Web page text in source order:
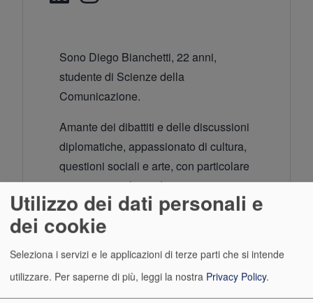
Sono Diego Bianchetti, 22 anni,
studente di Scienze della
Comunicazione.
Amante dei dibattiti e delle discussioni
diplomatiche, appassionato di cultura,
questioni sociali e arte, con particolare
interesse per il mondo universitario e
l’attualità.
Amo scrivere, osservare la realtà che
mi circonda, raccontarla attraverso la
scrittura e a volte la lente fotografica.
Utilizzo dei dati personali e
dei cookie
Seleziona i servizi e le applicazioni di terze parti che si intende
utilizzare. Per saperne di più, leggi la nostra Privacy Policy.